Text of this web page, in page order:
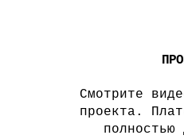
Смотрите
проекта.
полностью